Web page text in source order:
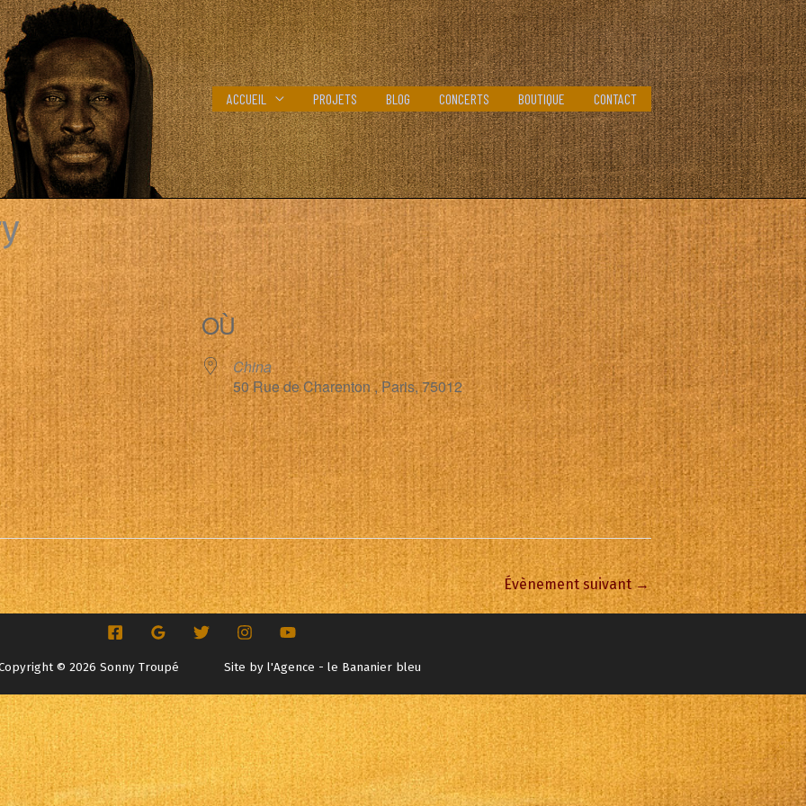
ACCUEIL PROJETS BLOG CONCERTS BOUTIQUE CONTACT
Google iCalendar Office 365 Outlook Live
OÙ
China
50 Rue de Charenton , Paris, 75012
Évènement suivant→
© 2026 Sonny Troupé Site by l'Agence - le Bananier bleu